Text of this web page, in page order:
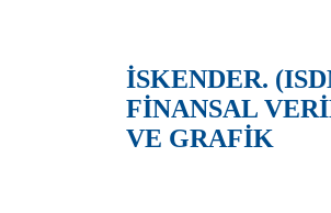
İSKENDER.
FİNANSAL
VE GRAFİK